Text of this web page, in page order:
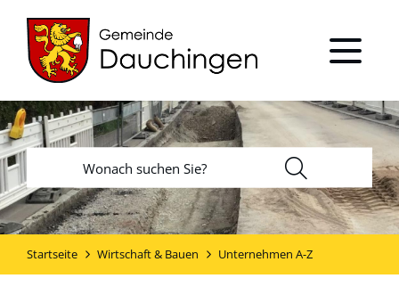
Startseite Wirtschaft & Bauen Unternehmen A-Z